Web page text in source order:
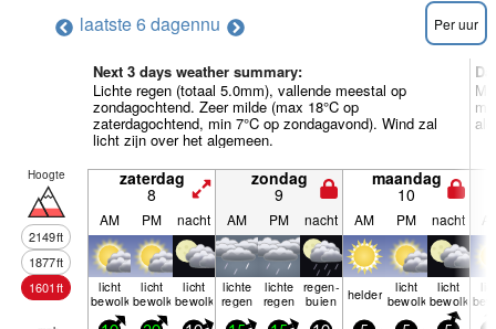
laatste 6 dagennu Per uur
Next 3 days weather summary:
Lichte regen (totaal 5.0mm), vallende meestal op
zondagochtend. Zeer milde (max 18°C op
zaterdagochtend, min 7°C op zondagavond). Wind zal
licht zijn over het algemeen.
Hoogte
2149ft
1877ft
1601ft
zaterdag
8
zondag
9
maandag
10
AM PM nacht AM PM nacht AM PM nacht
licht
bewolkt
licht
bewolkt
licht
bewolkt
lichte
regen
lichte
regen
regen­
buien helder licht
bewolkt
licht
bewolkt